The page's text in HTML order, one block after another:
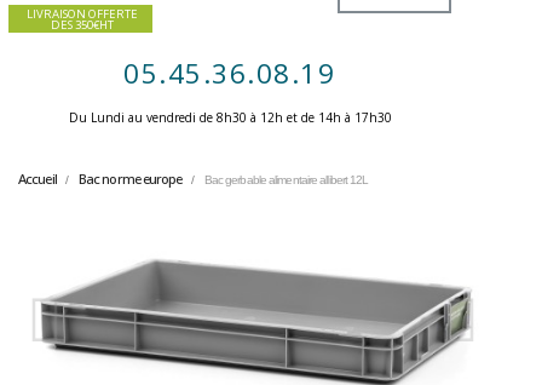
LIVRAISON OFFERTE
DES 350€HT
05.45.36.08.19
Du Lundi au vendredi de 8h30 à 12h et de 14h à 17h30 ​
Accueil Bac norme europe Bac gerbable alimentaire allibert 12L